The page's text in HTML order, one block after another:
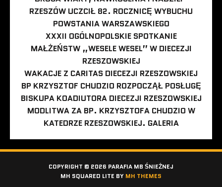
RZESZÓW UCZCIŁ 82. ROCZNICĘ WYBUCHU
POWSTANIA WARSZAWSKIEGO
XXXII OGÓLNOPOLSKIE SPOTKANIE
MAŁŻEŃSTW „WESELE WESEL” W DIECEZJI
RZESZOWSKIEJ
WAKACJE Z CARITAS DIECEZJI RZESZOWSKIEJ
BP KRZYSZTOF CHUDZIO ROZPOCZĄŁ POSŁUGĘ
BISKUPA KOADIUTORA DIECEZJI RZESZOWSKIEJ
MODLITWA ZA BP. KRZYSZTOFA CHUDZIO W
KATEDRZE RZESZOWSKIEJ. GALERIA
COPYRIGHT © 2026 PARAFIA MB ŚNIEŻNEJ
MH SQUARED LITE BY MH THEMES